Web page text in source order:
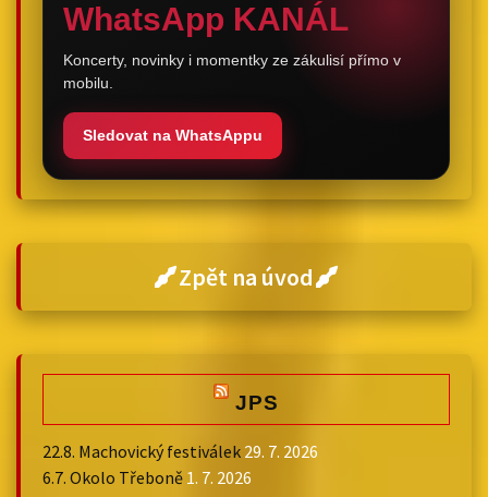
WhatsApp KANÁL
Koncerty, novinky i momentky ze zákulisí přímo v
mobilu.
Sledovat na WhatsAppu
Zpět na úvod
JPS
22.8. Machovický festiválek 29. 7. 2026
6.7. Okolo Třeboně 1. 7. 2026